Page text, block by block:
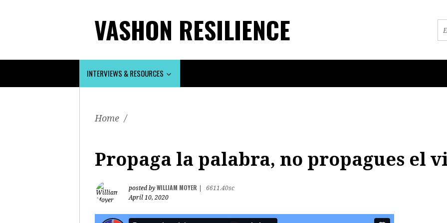
VASHON RESILIENCE
INTERVIEWS & RESOURCES
Home /
Propaga la palabra, no propagues el
posted by WILLIAM MOYER
6611.40sc
April 10, 2020